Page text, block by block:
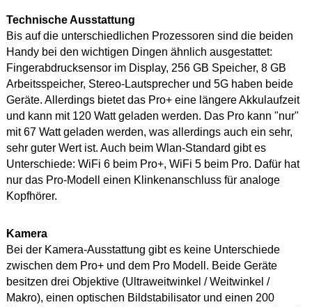
Technische Ausstattung
Bis auf die unterschiedlichen Prozessoren sind die beiden
Handy bei den wichtigen Dingen ähnlich ausgestattet:
Fingerabdrucksensor im Display, 256 GB Speicher, 8 GB
Arbeitsspeicher, Stereo-Lautsprecher und 5G haben beide
Geräte. Allerdings bietet das Pro+ eine längere Akkulaufzeit
und kann mit 120 Watt geladen werden. Das Pro kann "nur"
mit 67 Watt geladen werden, was allerdings auch ein sehr,
sehr guter Wert ist. Auch beim Wlan-Standard gibt es
Unterschiede: WiFi 6 beim Pro+, WiFi 5 beim Pro. Dafür hat
nur das Pro-Modell einen Klinkenanschluss für analoge
Kopfhörer.
Kamera
Bei der Kamera-Ausstattung gibt es keine Unterschiede
zwischen dem Pro+ und dem Pro Modell. Beide Geräte
besitzen drei Objektive (Ultraweitwinkel / Weitwinkel /
Makro), einen optischen Bildstabilisator und einen 200